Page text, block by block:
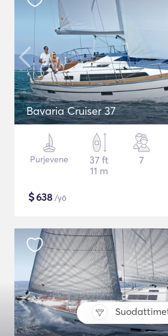
Bavaria Cruiser 37
Purjevene
37 ft
11 m
7
$638 /yö